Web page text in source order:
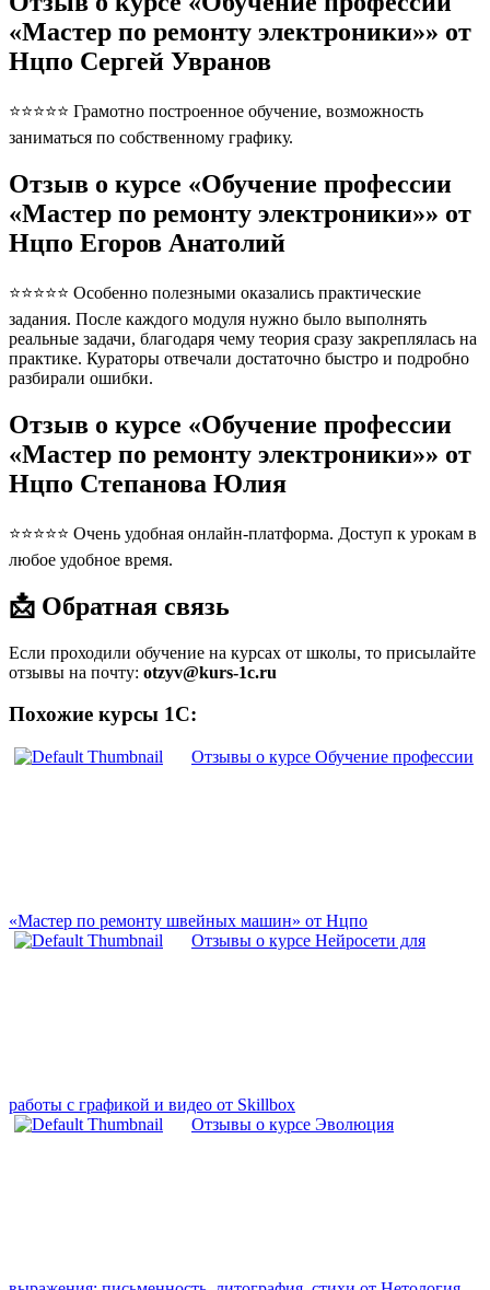
«Мастер по ремонту электроники»» от
Нцпо Сергей Увранов
⭐⭐⭐⭐⭐ Грамотно построенное обучение, возможность
заниматься по собственному графику.
Отзыв о курсе «Обучение профессии
«Мастер по ремонту электроники»» от
Нцпо Егоров Анатолий
⭐⭐⭐⭐⭐ Особенно полезными оказались практические
задания. После каждого модуля нужно было выполнять
реальные задачи, благодаря чему теория сразу закреплялась на
практике. Кураторы отвечали достаточно быстро и подробно
разбирали ошибки.
Отзыв о курсе «Обучение профессии
«Мастер по ремонту электроники»» от
Нцпо Степанова Юлия
⭐⭐⭐⭐⭐ Очень удобная онлайн-платформа. Доступ к урокам в
любое удобное время.
📩 Обратная связь
Если проходили обучение на курсах от школы, то присылайте
отзывы на почту: otzyv@kurs-1c.ru
Похожие курсы 1С:
Отзывы о курсе Обучение профессии
«Мастер по ремонту швейных машин» от Нцпо
Отзывы о курсе Нейросети для
работы с графикой и видео от Skillbox
Отзывы о курсе Эволюция